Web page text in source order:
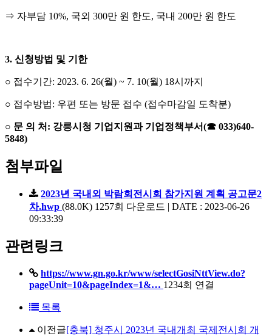
⇒ 자부담 10%, 국외 300만 원 한도, 국내 200만 원 한도
3. 신청방법 및 기한
○ 접수기간: 2023. 6. 26(월) ~ 7. 10(월) 18시까지
○ 접수방법: 우편 또는 방문 접수 (접수마감일 도착분)
○ 문 의 처: 강릉시청 기업지원과 기업정책부서(☎ 033)640-
5848)
첨부파일
2023년 국내외 박람회전시회 참가지원 계획 공고문2
차.hwp (88.0K) 1257회 다운로드 | DATE : 2023-06-26
09:33:39
관련링크
https://www.gn.go.kr/www/selectGosiNttView.do?
pageUnit=10&pageIndex=1&… 1234회 연결
목록
이전글[충북] 청주시 2023년 국내개최 국제전시회 개